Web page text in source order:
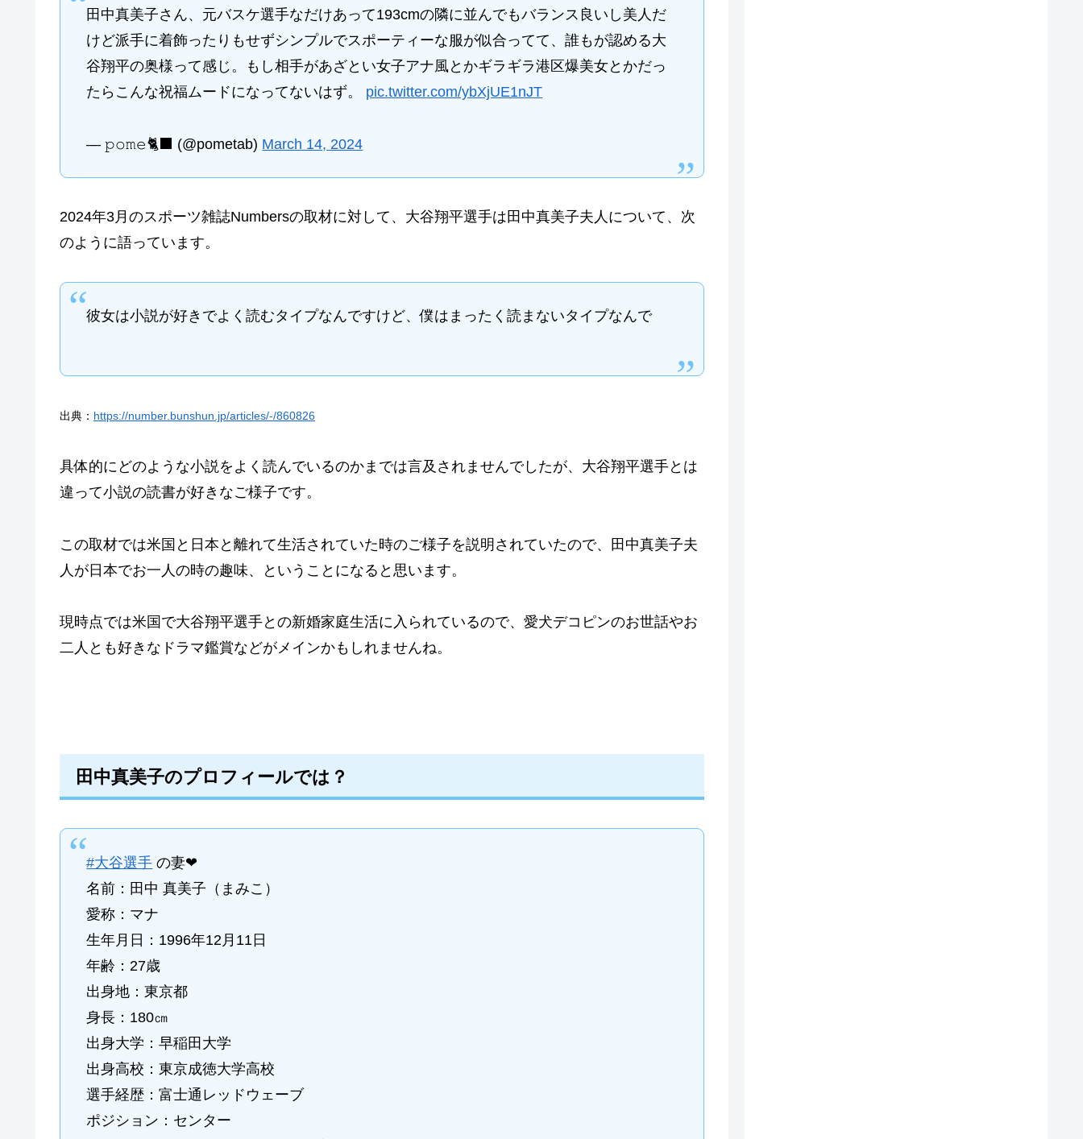
田中真美子さん、元バスケ選手なだけあって193cmの隣に並んでもバランス良いし美人だ
けど派手に着飾ったりもせずシンプルでスポーティーな服が似合ってて、誰もが認める大
谷翔平の奥様って感じ。もし相手があざとい女子アナ風とかギラギラ港区爆美女とかだっ
たらこんな祝福ムードになってないはず。 pic.twitter.com/ybXjUE1nJT
— 𝚙𝚘𝚖𝚎🐈‍⬛ (@pometab) March 14, 2024
2024年3月のスポーツ雑誌Numbersの取材に対して、大谷翔平選手は田中真美子夫人について、次
のように語っています。
彼女は小説が好きでよく読むタイプなんですけど、僕はまったく読まないタイプなんで
出典： https://number.bunshun.jp/articles/-/860826
具体的にどのような小説をよく読んでいるのかまでは言及されませんでしたが、大谷翔平選手とは
違って小説の読書が好きなご様子です。
この取材では米国と日本と離れて生活されていた時のご様子を説明されていたので、田中真美子夫
人が日本でお一人の時の趣味、ということになると思います。
現時点では米国で大谷翔平選手との新婚家庭生活に入られているので、愛犬デコピンのお世話やお
二人とも好きなドラマ鑑賞などがメインかもしれませんね。
田中真美子のプロフィールでは？
#大谷選手 の妻❤
名前：田中 真美子（まみこ）
愛称：マナ
生年月日：1996年12月11日
年齢：27歳
出身地：東京都
身長：180㎝
出身大学：早稲田大学
出身高校：東京成徳大学高校
選手経歴：富士通レッドウェーブ
ポジション：センター